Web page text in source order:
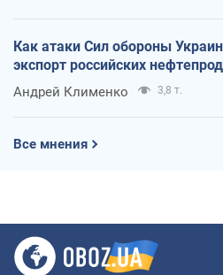
Как атаки Сил обороны
экспорт российских
Андрей Клименко 3,8 т.
Все мнения